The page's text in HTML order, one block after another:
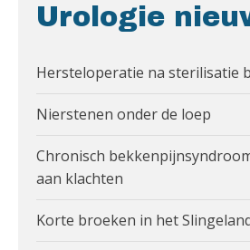
Urologie
Hersteloperatie na sterilisatie
Nierstenen onder de loep
Chronisch
aan klachten
Korte broeken in het